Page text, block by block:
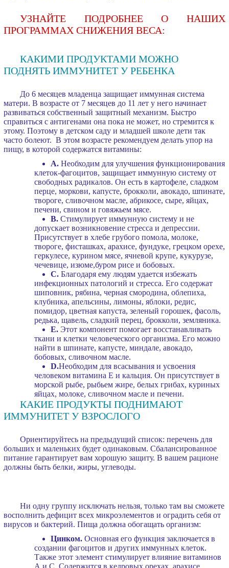
УЗНАЙТЕ ПОДРОБНЕЕ О НАШИХ
ПРОГРАММАХ СНИЖЕНИЯ ВЕСА:
КАКИМИ ПРОДУКТАМИ МОЖНО
ПОДНЯТЬ ИММУНИТЕТ У РЕБЕНКА
До 6 месяцев младенца защищает иммунная система
матери. В возрасте от 7 месяцев до 11 лет у него начинает
развиваться собственный защитный механизм. Быстро
справиться с антигенами она пока не может, но стремится к
этому. Поэтому в детском саду и младшей школе дети так
часто болеют. В этом возрасте рекомендуем делать упор на
пищу, в которой содержатся витамины:
А.Необходим для улучшения функционирования
клеток-фагоцитов, защищает иммунную систему от
свободных радикалов. Он есть в картофеле, сладком
перце, моркови, капусте, брокколи, авокадо, шпинате,
твороге, сливочном масле, абрикосе, сыре, яйцах,
печени, свином и говяжьем мясе.
В.Стимулирует иммунную систему и не
допускает возникновение стресса и депрессии.
Присутствует в хлебе грубого помола, молоке,
твороге, фисташках, арахисе, фундуке, грецком орехе,
геркулесе, курином мясе, ячневой крупе, кукурузе,
чечевице, изюме,буром рисе и бобовых.
С.Благодаря ему людям удается избежать
инфекционных патологий и стресса. Его содержат
шиповник, рябина, черная смородина, облепиха,
клубника, апельсины, лимоны, яблоки, редис,
помидор, цветная капуста, зеленый горошек, фасоль,
редька, щавель, сладкий перец, брокколи, земляника.
Е.Этот компонент помогает восстанавливать
ткани и клетки человеческого организма. Его можно
найти в шпинате, капусте, миндале, авокадо,
бобовых, сливочном масле.
D.Необходим для всасывания и усвоения
человеком витамина Е и кальция. Он присутствует в
морской рыбе, рыбьем жире, белых грибах, куриных
яйцах, молоке, сливочном масле и печени.
КАКИЕ ПРОДУКТЫ ПОДНИМАЮТ
ИММУНИТЕТ У ВЗРОСЛОГО
Ориентируйтесь на предыдущий список: перечень для
больших и маленьких будет одинаковым. Сбалансированное
питание гарантирует вам хорошую защиту. В вашем рационе
должны быть белки, жиры, углеводы.
Ни одну группу исключать нельзя, только там вы сможете
восполнить дефицит всех микроэлементов и оградить себя от
вирусов и бактерий. Пища должна обогащать организм:
Цинком.Основная его функция заключается в
создании фагоцитов и других иммунных клеток.
Также этот элемент стимулирует влияние витаминов
А и С. Содержится в кедровых орехах, арахисе,